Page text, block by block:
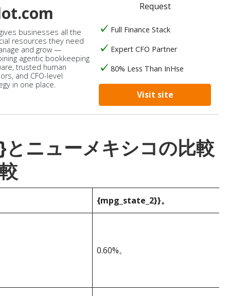
businesses all the
resources they need
and grow —
agentic bookkeeping
trusted human
and CFO-level
in one place.
Request
Full Finance Stack
Expert CFO Partner
80% Less Than InHse
Visit site
ニューメキシコの比較
{mpg_state_2}}。
0.60%。